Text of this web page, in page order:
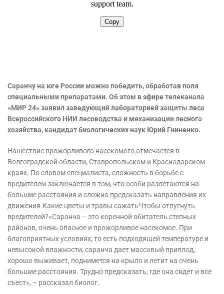
Саранчу на юге России можно победить, обработав поля
специальными препаратами. Об этом в эфире телеканала
«МИР 24» заявил заведующий лабораторией защиты леса
Всероссийского НИИ лесоводства и механизации лесного
хозяйства, кандидат биологических наук Юрий Гниненко.
Нашествие прожорливого насекомого отмечается в
Волгоградской области, Ставропольском и Краснодарском
краях. По словам специалиста, сложность в борьбе с
вредителем заключается в том, что особи разлетаются на
большие расстояния и сложно предсказать направления их
движения.Какие цветы и травы сажатьЧтобы отпугнуть
вредителей?«Саранча – это коренной обитатель степных
районов, очень опасное и прожорливое насекомое. При
благоприятных условиях, то есть подходящей температуре и
невысокой влажности, саранча дает массовый приплод,
хорошо выживает, поднимется на крыло и летит на очень
большие расстояния. Трудно предсказать, где она сядет и все
съест», – рассказал биолог.